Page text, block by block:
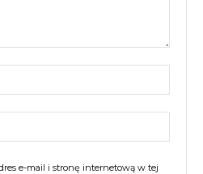
e-mail i stronę internetową w tej